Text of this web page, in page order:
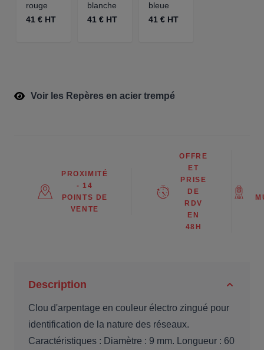
rouge
41 € HT
blanche
41 € HT
bleue
41 € HT
Voir les Repères en acier trempé
PROXIMITÉ
- 14
POINTS DE
VENTE
OFFRE
ET
PRISE
DE
RDV
EN
48H
Description
Clou d'arpentage en couleur électro zingué pour
identification de la nature des réseaux.
Caractéristiques : Diamètre : 9 mm. Longueur : 60